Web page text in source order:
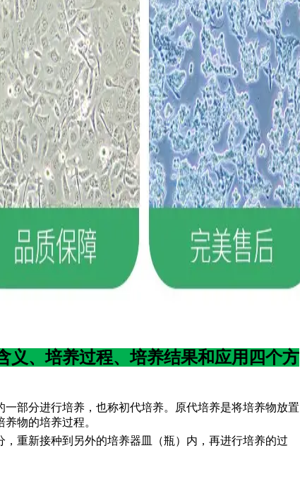
义、培养过程、培养结果和应用四个方
部分进行培养，也称初代培养。原代培养是将培养物放置
物的培养过程。
重新接种到另外的培养器皿（瓶）内，再进行培养的过